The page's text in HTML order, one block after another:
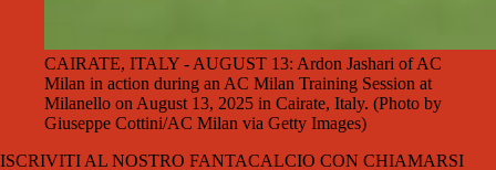
CAIRATE, ITALY - AUGUST 13: Ardon Jashari of AC
Milan in action during an AC Milan Training Session at
Milanello on August 13, 2025 in Cairate, Italy. (Photo by
Giuseppe Cottini/AC Milan via Getty Images)
ISCRIVITI AL NOSTRO FANTACALCIO CON CHIAMARSI